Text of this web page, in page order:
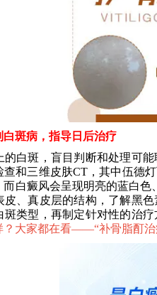
斑病，指导日后治疗
斑，盲目判断和处理可能
查和三维皮肤CT，其中伍德
白癜风会呈现明亮的蓝白色
皮、真皮层的结构，了解黑
斑类型，再制定针对性的治
？大家都在看——“补骨脂酊